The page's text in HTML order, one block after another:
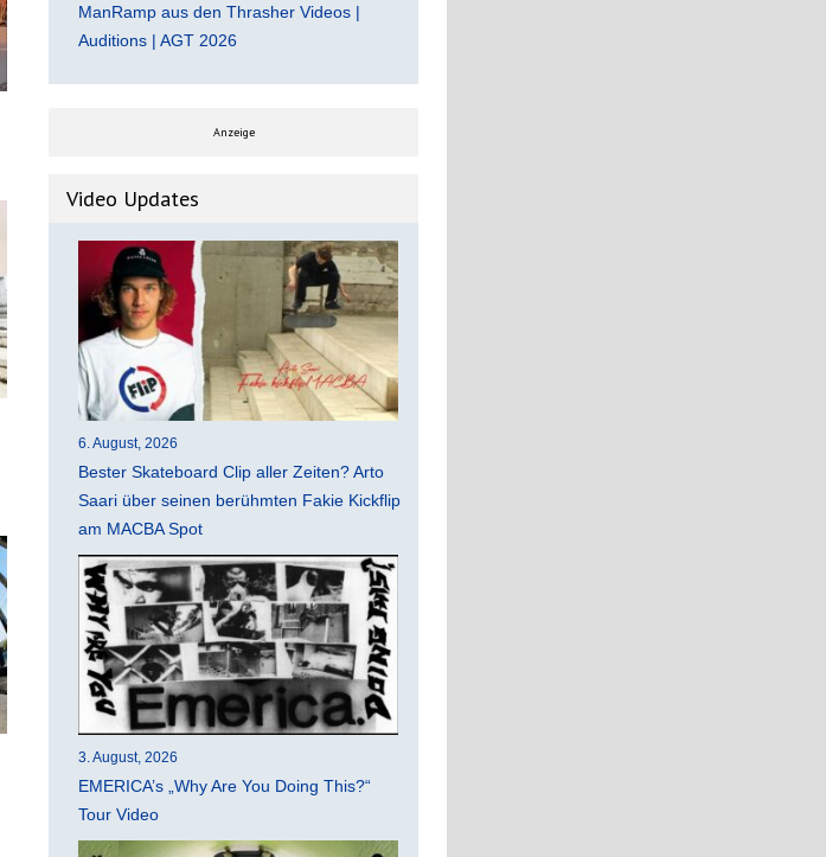
ManRamp aus den Thrasher Videos |
Auditions | AGT 2026
Anzeige
Video Updates
6. August, 2026
Bester Skateboard Clip aller Zeiten? Arto
Saari über seinen berühmten Fakie Kickflip
am MACBA Spot
3. August, 2026
EMERICA’s „Why Are You Doing This?“
Tour Video